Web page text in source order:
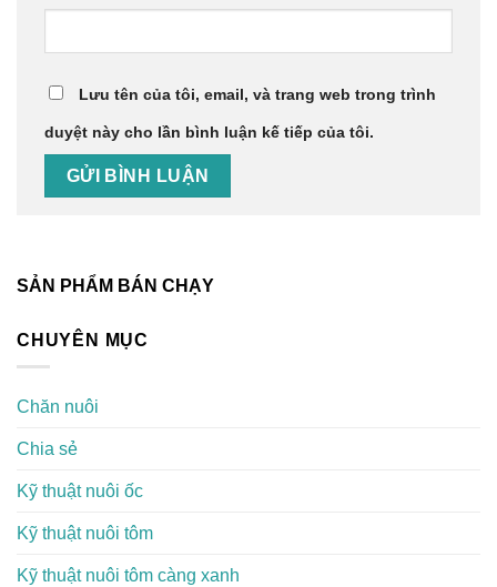
Lưu tên của tôi, email, và trang web trong trình
duyệt này cho lần bình luận kế tiếp của tôi.
SẢN PHẨM BÁN CHẠY
CHUYÊN MỤC
Chăn nuôi
Chia sẻ
Kỹ thuật nuôi ốc
Kỹ thuật nuôi tôm
Kỹ thuật nuôi tôm càng xanh